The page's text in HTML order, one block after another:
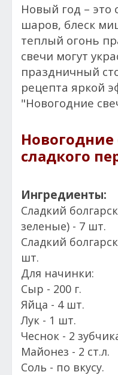
Новый год – это
шаров, блеск
теплый огонь
свечи могут
праздничный
рецепта яркой
"Новогодние
Новогодние
сладкого
Ингредиенты:
Сладкий
зеленые) - 7 шт.
Сладкий
шт.
Для начинки:
Сыр - 200 г.
Яйца - 4 шт.
Лук - 1 шт.
Чеснок - 2
Майонез - 2 ст.л.
Соль - по вкусу.